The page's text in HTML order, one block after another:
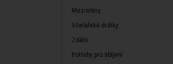
Mezistěny
Včelařské drátky
Zděře
Potřeby pro sbíjení